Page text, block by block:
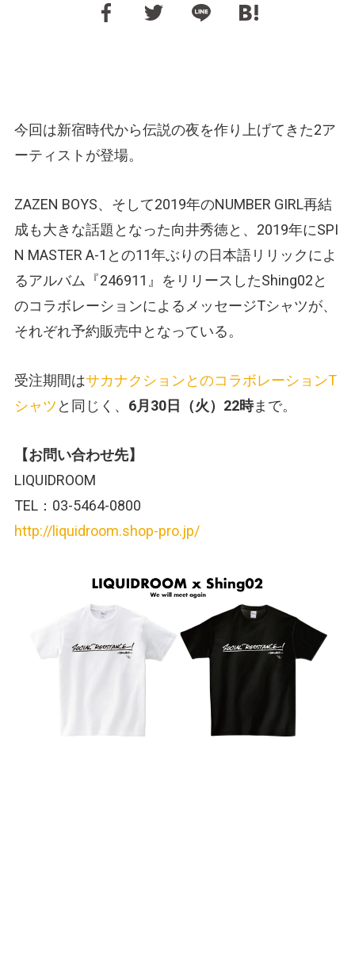
今回は新宿時代から伝説の夜を作り上げてきた2ア
ーティストが登場。
ZAZEN BOYS、そして2019年のNUMBER GIRL再結
成も大きな話題となった向井秀徳と、2019年にSPI
N MASTER A-1との11年ぶりの日本語リリックによ
るアルバム『246911』をリリースしたShing02と
のコラボレーションによるメッセージTシャツが、
それぞれ予約販売中となっている。
受注期間はサカナクションとのコラボレーションT
シャツ と同じく、 6月30日（火）22時まで。
【お問い合わせ先】
LIQUIDROOM
TEL：03-5464-0800
http://liquidroom.shop-pro.jp/